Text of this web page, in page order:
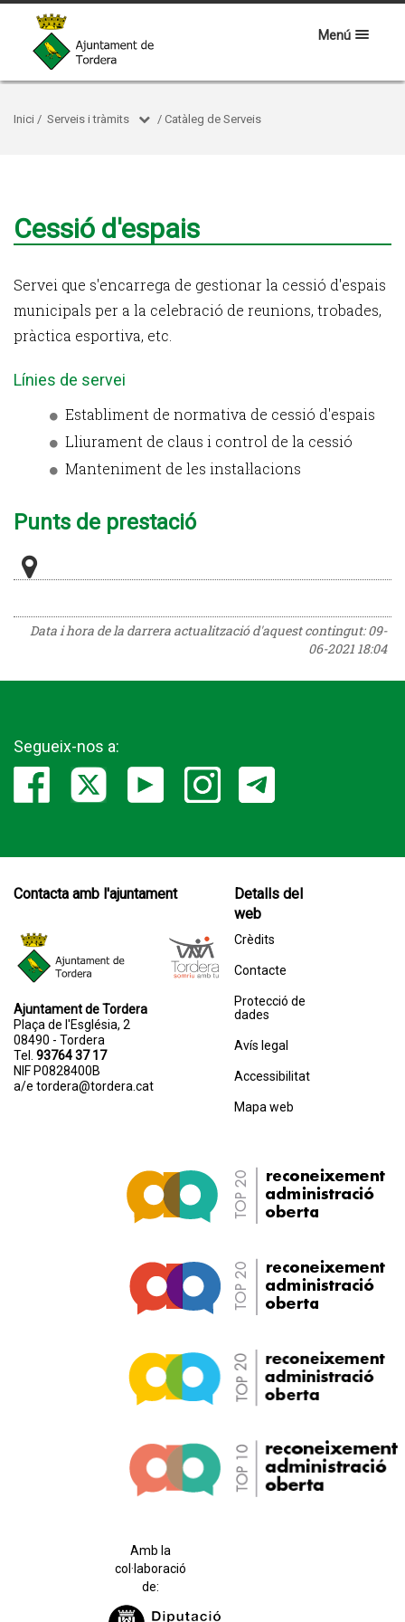
Menú
Inici / Serveis i tràmits / Catàleg de Serveis
Cessió d'espais
Servei que s'encarrega de gestionar la cessió d'espais
municipals per a la celebració de reunions, trobades,
pràctica esportiva, etc.
Línies de servei
Establiment de normativa de cessió d'espais
Lliurament de claus i control de la cessió
Manteniment de les instal·lacions
Punts de prestació
Data i hora de la darrera actualització d'aquest contingut:09-
06-2021 18:04
Segueix-nos a:
Contacta amb l'ajuntament
Ajuntament de Tordera
Plaça de l'Església, 2
08490 - Tordera
Tel. 93764 37 17
NIF P0828400B
a/e tordera@tordera.cat
Detalls del
web
Crèdits
Contacte
Protecció de
dades
Avís legal
Accessibilitat
Mapa web
Amb la
col·laboració
de: